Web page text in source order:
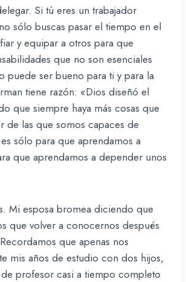
Si tú eres un trabajador
sólo buscas pasar el tiempo en el
y equipar a otros para que
que no son esenciales
puede ser bueno para ti y para la
tiene razón: «Dios diseñó el
que siempre haya más cosas que
de las que somos capaces de
sólo para que aprendamos a
que aprendamos a depender unos
Mi esposa bromea diciendo que
que volver a conocernos después
que apenas nos
mis años de estudio con dos hijos,
profesor casi a tiempo completo